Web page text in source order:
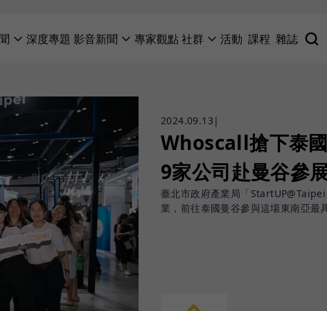
深度專題 影音新聞 專家觀點社群 活動 課程 雜誌
2024.09.13 |
Whoscall搶下泰
9家公司赴曼谷參
臺北市政府產業局「
業，前往泰國曼谷參與這場東南亞最